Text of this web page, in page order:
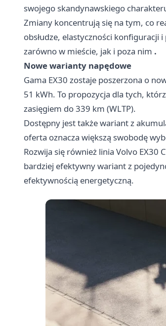
swojego skandynawskiego
Zmiany koncentrują się na tym, co
obsłudze, elastyczności konfiguracji
zarówno w mieście, jak i poza nim .
Nowe warianty napędowe
Gama EX30 zostaje poszerzona o
51 kWh. To propozycja dla tych,
zasięgiem do 339 km (WLTP).
Dostępny jest także wariant z
oferta oznacza większą swobodę
Rozwija się również linia Volvo EX30
bardziej efektywny wariant z
efektywnością energetyczną.